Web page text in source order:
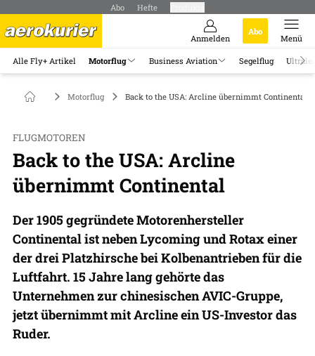
Abo Hefte
Anmelden
Abo
Menü
Alle Fly+ Artikel Motorflug Business Aviation Segelflug
Motorflug Back to the USA: Arcline übernimmt Continental
FLUGMOTOREN
Back to the USA: Arcline
übernimmt Continental
Der 1905 gegründete Motorenhersteller
Continental ist neben Lycoming und Rotax einer
der drei Platzhirsche bei Kolbenantrieben für die
Luftfahrt. 15 Jahre lang gehörte das
Unternehmen zur chinesischen AVIC-Gruppe,
jetzt übernimmt mit Arcline ein US-Investor das
Ruder.